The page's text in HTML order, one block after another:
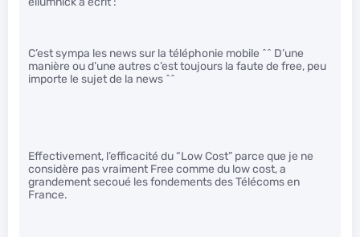
C’est sympa les news sur la téléphonie mobile ^^ D’une
manière ou d’une autres c’est toujours la faute de free, peu
importe le sujet de la news ^^
Effectivement, l’efficacité du “Low Cost” parce que je ne
considère pas vraiment Free comme du low cost, a
grandement secoué les fondements des Télécoms en
France.